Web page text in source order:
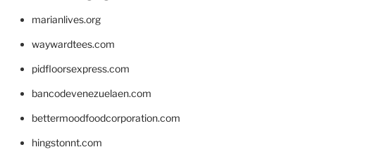
marianlives.org
waywardtees.com
pidfloorsexpress.com
bancodevenezuelaen.com
bettermoodfoodcorporation.com
hingstonnt.com